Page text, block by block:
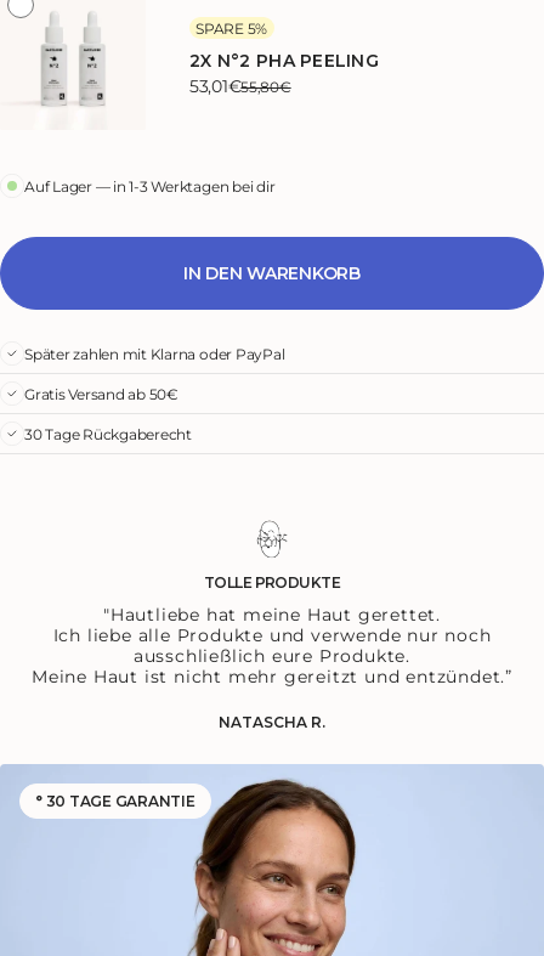
SPARE 5%
2X N°2 PHA PEELING
53,01€55,80€
Auf Lager — in 1-3 Werktagen bei dir
IN DEN WARENKORB
Später zahlen mit Klarna oder PayPal
Gratis Versand ab 50€
30 Tage Rückgaberecht
TOLLE PRODUKTE
"Hautliebe hat meine Haut gerettet.
Ich liebe alle Produkte und verwende nur noch
ausschließlich eure Produkte.
Meine Haut ist nicht mehr gereitzt und entzündet.”
NATASCHA R.
° 30 TAGE GARANTIE